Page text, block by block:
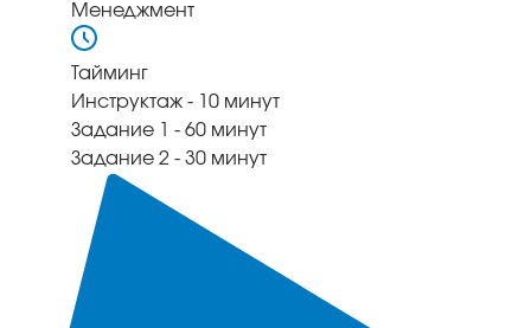
Менеджмент
Тайминг
Инструктаж - 10 минут
Задание 1 - 60 минут
Задание 2 - 30 минут